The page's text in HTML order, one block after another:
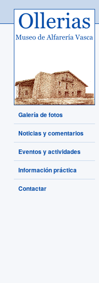
Ollerias - Museo de Alfarería
Vasca
Galería de fotos
Noticias y comentarios
Eventos y actividades
Información práctica
Contactar